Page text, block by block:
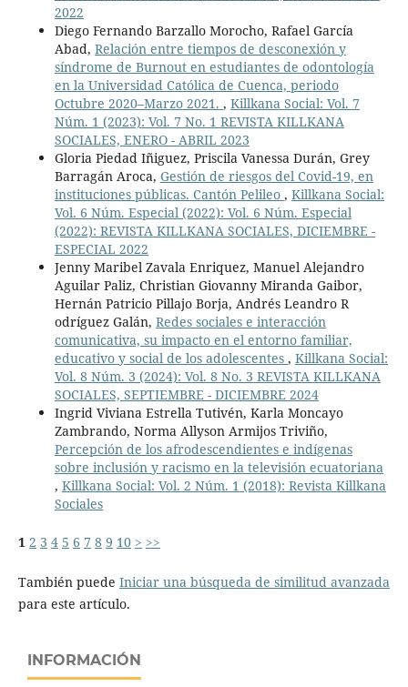
2022
Diego Fernando Barzallo Morocho, Rafael García
Abad, Relación entre tiempos de desconexión y
síndrome de Burnout en estudiantes de odontología
en la Universidad Católica de Cuenca, periodo
Octubre 2020–Marzo 2021. , Killkana Social: Vol. 7
Núm. 1 (2023): Vol. 7 No. 1 REVISTA KILLKANA
SOCIALES, ENERO - ABRIL 2023
Gloria Piedad Iñiguez, Priscila Vanessa Durán, Grey
Barragán Aroca, Gestión de riesgos del Covid-19, en
instituciones públicas. Cantón Pelileo , Killkana Social:
Vol. 6 Núm. Especial (2022): Vol. 6 Núm. Especial
(2022): REVISTA KILLKANA SOCIALES, DICIEMBRE -
ESPECIAL 2022
Jenny Maribel Zavala Enriquez, Manuel Alejandro
Aguilar Paliz, Christian Giovanny Miranda Gaibor,
Hernán Patricio Pillajo Borja, Andrés Leandro R
odríguez Galán, Redes sociales e interacción
comunicativa, su impacto en el entorno familiar,
educativo y social de los adolescentes , Killkana Social:
Vol. 8 Núm. 3 (2024): Vol. 8 No. 3 REVISTA KILLKANA
SOCIALES, SEPTIEMBRE - DICIEMBRE 2024
Ingrid Viviana Estrella Tutivén, Karla Moncayo
Zambrando, Norma Allyson Armijos Triviño,
Percepción de los afrodescendientes e indígenas
sobre inclusión y racismo en la televisión ecuatoriana
, Killkana Social: Vol. 2 Núm. 1 (2018): Revista Killkana
Sociales
1 2 3 4 5 6 7 8 9 10 > >>
También puede Iniciar una búsqueda de similitud avanzada
para este artículo.
INFORMACIÓN